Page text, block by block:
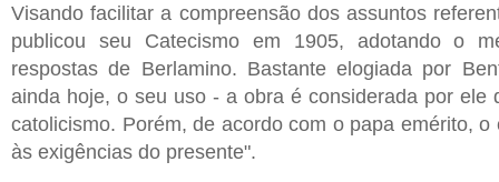
Visando facilitar a compreensão dos assuntos
publicou seu Catecismo em 1905, adotando o
respostas de Berlamino. Bastante elogiada por
ainda hoje, o seu uso - a obra é considerada por ele
catolicismo. Porém, de acordo com o papa emérito,
às exigências do presente".